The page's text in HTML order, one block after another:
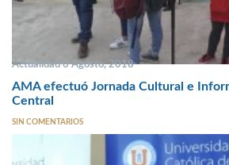
Actualidad 6 Agosto, 2018
AMA efectuó Jornada Cultural e
Central
SIN COMENTARIOS